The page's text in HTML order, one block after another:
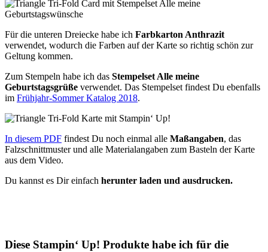
Für die unteren Dreiecke habe ich Farbkarton Anthrazit
verwendet, wodurch die Farben auf der Karte so richtig schön zur
Geltung kommen.
Zum Stempeln habe ich das Stempelset Alle meine
Geburtstagsgrüße verwendet. Das Stempelset findest Du ebenfalls
im Frühjahr-Sommer Katalog 2018.
In diesem PDF findest Du noch einmal alle Maßangaben, das
Falzschnittmuster und alle Materialangaben zum Basteln der Karte
aus dem Video.
Du kannst es Dir einfach herunter laden und ausdrucken.
Diese Stampin‘ Up! Produkte habe ich für die